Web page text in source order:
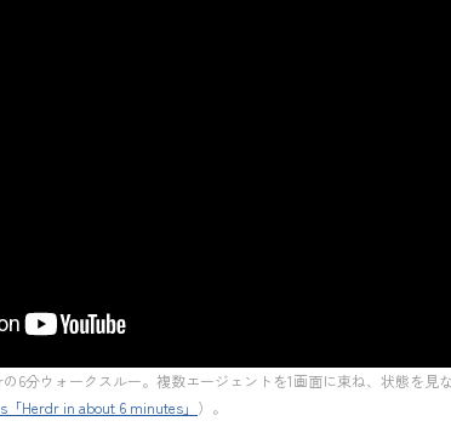
6分ウォークスルー。複数エージェントを1画面に束ね、状態を見
「Herdr in about 6 minutes」 ）。